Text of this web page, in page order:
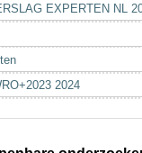
EXPERTEN NL
2024